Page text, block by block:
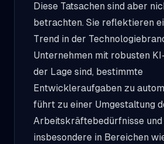
Diese Tatsachen sind aber
betrachten. Sie reflektieren
Trend in der
Unternehmen mit robusten
der Lage sind, bestimmte
Entwickleraufgaben zu
führt zu einer Umgestaltung
Arbeitskräftebedürfnisse
insbesondere in Bereichen